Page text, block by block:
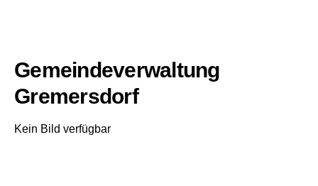
Gemeindeverwaltung
Gremersdorf
Kein Bild verfügbar